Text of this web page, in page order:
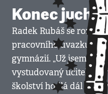
Konec
Radek Rubáš se
pracovního úvazku na
gymnázií. „Už jsem to
vystudovaný učitel,
školství hodlá dál na